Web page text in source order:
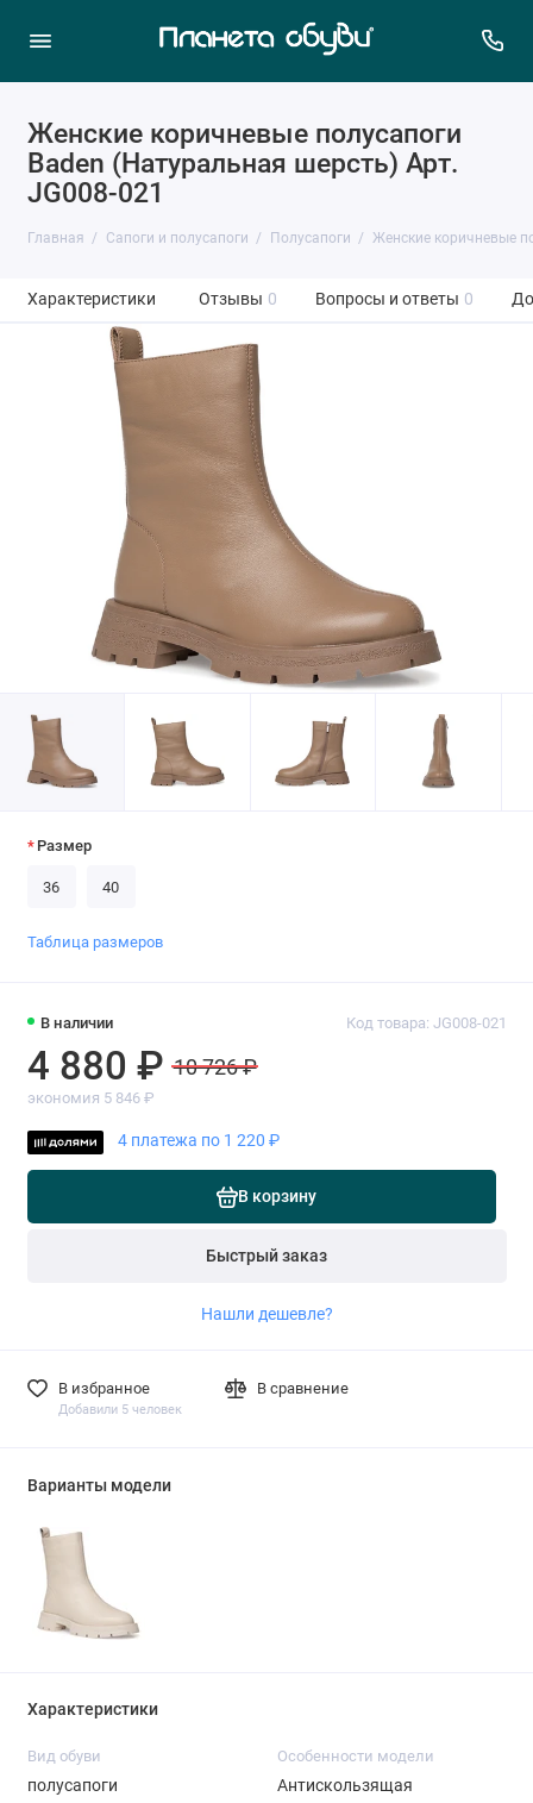
Женские коричневые полусапоги
Baden (Натуральная шерсть) Арт.
JG008-021
Главная Сапоги и полусапоги Полусапоги Женские коричневые
Характеристики Отзывы 0 Вопросы и ответы 0
В наличии Код товара: JG008-021
4 880 ₽ 10 726 ₽
экономия 5 846 ₽
4 платежа по 1 220 ₽
В корзину
Быстрый заказ
Нашли дешевле?
В избранное
Добавили 5 человек
В сравнение
Размер
36 40
Таблица размеров
Варианты модели
Характеристики
Вид обуви
полусапоги
Особенности модели
Антискользящая